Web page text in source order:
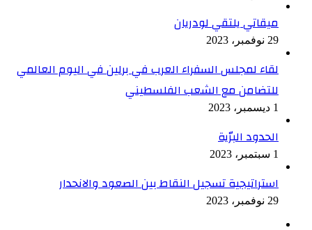
ميقاتي يلتقي لودريان
29 نوفمبر، 2023
لقاء لمجلس السفراء العرب في برلين في اليوم العالمي
للتضامن مع الشعب الفلسطيني
1 ديسمبر، 2023
الحدود البرّية
1 سبتمبر، 2023
استراتيجية تسجيل النقاط بين الصعود والانحدار
29 نوفمبر، 2023